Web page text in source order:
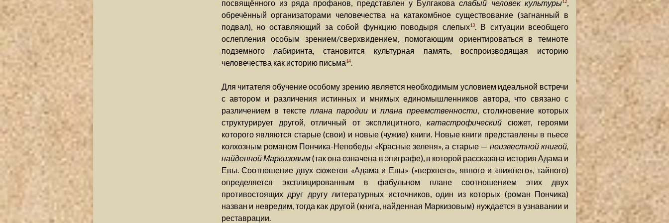
посвящённого из ряда профанов, представлен у Булгаковаслабый человек культуры12,
обречённый организаторами человечества на катакомбное существование (загнанный в
подвал), но оставляющий за собой функцию поводыря слепых13. В ситуации всеобщего
ослепления особым зрением/сверхвидением, помогающим ориентироваться в темноте
подземного лабиринта, становится культурная память, воспроизводящая историю
человечества как историю письма14.
Для читателя обучение особому зрению является необходимым условием идеальной встречи
с автором и различения истинных и мнимых единомышленников автора, что связано с
различением в тексте плана пародиии плана преемственности, столкновение которых
структурирует другой, отличный от эксплицитного,катастрофический сюжет, героями
которого являются старые (свои) и новые (чужие) книги. Новые книги представлены в пьесе
колхозным романом Пончика-Непобеды «Красные зеленя», а старые — неизвестной книгой,
найденной Маркизовым(так она означена в эпиграфе), в которой рассказана история Адама и
Евы. Соотношение двух сюжетов «Адама и Евы» («верхнего», явного и «нижнего», тайного)
определяется эксплицированным в фабульном плане соотношением этих двух
противостоящих друг другу литературных источников, один из которых (роман Пончика)
назван и невредим, тогда как другой (книга, найденная Маркизовым) нуждается в узнавании и
реставрации.